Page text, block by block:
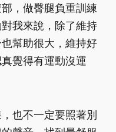
，做臀腿負重訓練
我來說，除了維持
幫助很大，維持好
覺得有運動沒運
也不一定要照著別